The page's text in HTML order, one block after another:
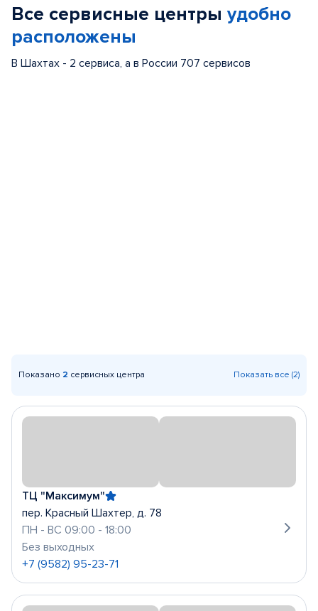
Все сервисные центры удобно
расположены
В Шахтах - 2 сервиса, а в России 707 сервисов
Показано 2 сервисных центра Показать все (2)
ТЦ "Максимум"
пер. Красный Шахтер, д. 78
ПН - ВС 09:00 - 18:00
Без выходных
+7 (9582) 95-23-71